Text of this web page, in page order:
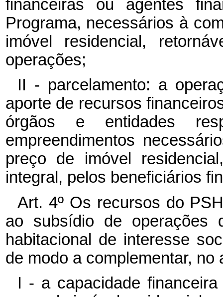
financeiras ou agentes
Programa, necessários à
imóvel residencial,
operações;
II - parcelamento: a
aporte de recursos
órgãos e entidades
empreendimentos
preço de imóvel
integral, pelos beneficiários
Art. 4º Os recursos do
ao subsídio de operações
habitacional de interesse
de modo a complementar, no
I - a capacidade